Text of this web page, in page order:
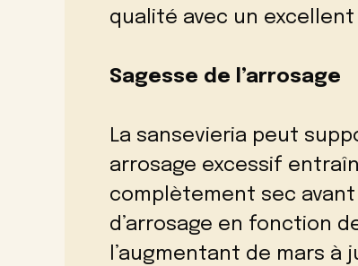
qualité avec un excellent
Sagesse de l’arrosage
La sansevieria peut
arrosage excessif
complètement sec avant
d’arrosage en fonction
l’augmentant de mars